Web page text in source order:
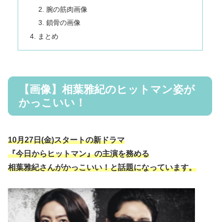
腕の筋肉画像
鎖骨の画像
まとめ
【画像】相葉雅紀のヒットマン姿が
かっこいい！
10月27日(金)スタートの新ドラマ
『今日からヒットマン』の主演を務める
相葉雅紀さんがかっこいい！と話題になっています。